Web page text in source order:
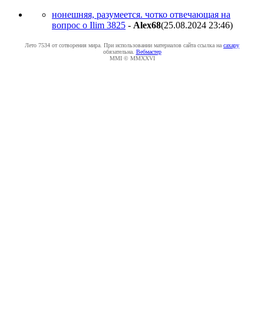
нонешняя, разумеется. чотко отвечающая на
вопрос о Ilim 3825 - Alex68(25.08.2024 23:46)
Лето 7534 от сотворения мира. При использовании материалов сайта ссылка на caxapу
обязательна. Вебмастер
MMI © MMXXVI